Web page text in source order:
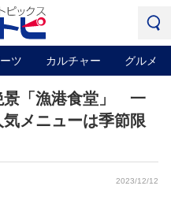
ツ カルチャー グルメ
景「漁港食堂」 一
メニューは季節限
2023/12/12